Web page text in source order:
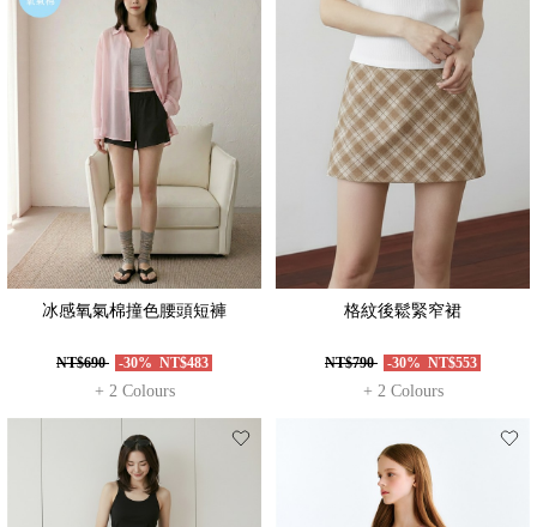
冰感氧氣棉撞色腰頭短褲
NT$690 -30% NT$483
+ 2 Colours
格紋後鬆緊窄裙
NT$790 -30% NT$553
+ 2 Colours